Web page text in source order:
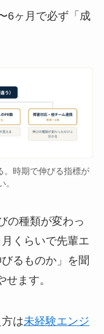
6ヶ月で必ず「成
。時期で伸びる指標が
。
の種類が変わっ
くらいで先輩エ
るものか」を聞
ます。
は未経験エンジ